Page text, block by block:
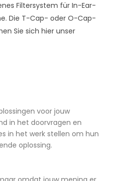
Filtersystem für In-Ear-
Die T-Cap- oder O-Cap-
Sie sich hier unser
voor jouw
in het doorvragen en
in het werk stellen om hun
oplossing.